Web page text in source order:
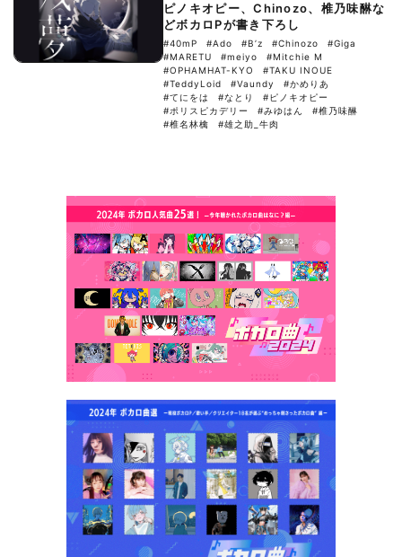
ピノキオピー、Chinozo、椎乃味醂な
どボカロPが書き下ろし
#40mP #Ado #B’z #Chinozo
#Giga
#MARETU
#meiyo
#Mitchie M
#OPHAMHAT-KYO
#TAKU INOUE
#TeddyLoid
#Vaundy
#かめりあ
#てにをは
#なとり
#ピノキオピー
#ポリスピカデリー
#みゆはん
#椎乃味醂
#椎名林檎
#雄之助_牛肉